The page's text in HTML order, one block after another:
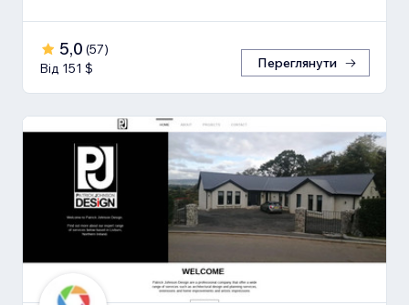
5,0 (57)
Від 151 $
Переглянути